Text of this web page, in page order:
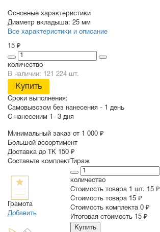
Основные характеристики
Диаметр вкладыша: 25 мм
Все характеристики и описание
15 ₽
количество
В наличии: 121 224 шт.
Купить
Сроки выполнения:
Самовывозом без нанесения -
1 день
С нанесеним
1- 3 дня
Минимальный заказ от 1 000 ₽
Большой ассортимент
Доставка до ТК 150 ₽
Составьте комплект
Грамота
Добавить
Тираж
количество
Стоимость товара 1 шт.
15 ₽
Cтоимость товара
15 ₽
Стоимость комплекта 0 ₽
Итоговая стоимость
15 ₽
Купить